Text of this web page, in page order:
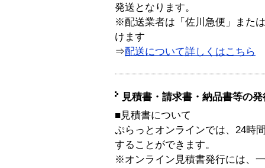
発送となります。
※配送業者は「佐川急便」また
けます
⇒配送について詳しくはこちら
見積書・請求書・納品書等の
■見積書について
ぷらっとオンラインでは、24時
することができます。
※オンライン見積書発行には、